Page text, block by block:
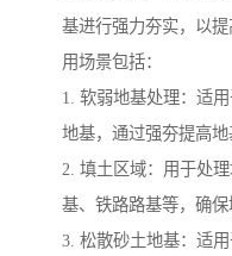
基进行强力夯实，以
用场景包括：
1. 软弱地基处理：适
地基，通过强夯提高地
2. 填土区域：用于处
基、铁路路基等，确保
3. 松散砂土地基：适